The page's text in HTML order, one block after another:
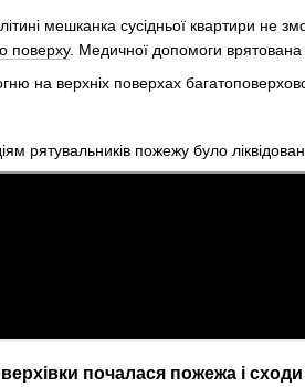
мешканка сусідньої квартири
поверху. Медичної допомоги врятована
рятувальників пожежу було
почалася пожежа і